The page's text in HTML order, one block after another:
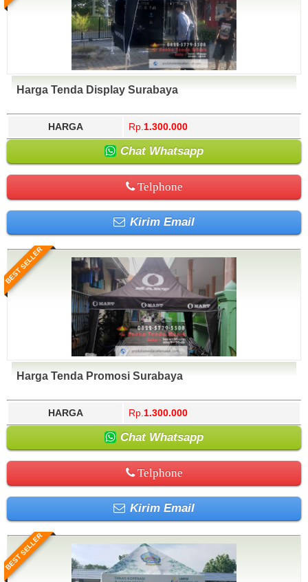
Harga Tenda Display Surabaya
HARGA Rp. 1.300.000
Chat Whatsapp
Telphone
Kirim Email
BEST SELLER
Harga Tenda Promosi Surabaya
HARGA Rp. 1.300.000
Chat Whatsapp
Telphone
Kirim Email
BEST SELLER